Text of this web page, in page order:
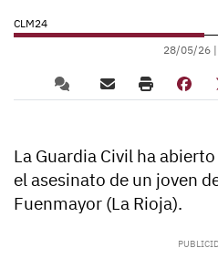
CLM24
28/05/26 |
La Guardia Civil ha
el asesinato de un joven
Fuenmayor (La Rioja).